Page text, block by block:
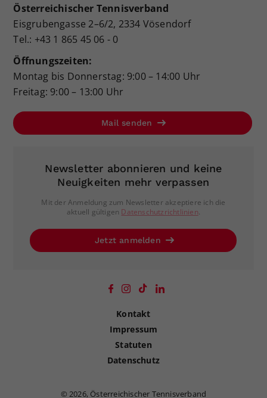
Österreichischer Tennisverband
Eisgrubengasse 2–6/2, 2334 Vösendorf
Tel.: +43 1 865 45 06 - 0
Öffnungszeiten:
Montag bis Donnerstag: 9:00 – 14:00 Uhr
Freitag: 9:00 – 13:00 Uhr
Mail senden
Newsletter abonnieren und keine
Neuigkeiten mehr verpassen
Mit der Anmeldung zum Newsletter akzeptiere ich die
aktuell gültigen Datenschutzrichtlinien.
Jetzt anmelden
Kontakt
Impressum
Statuten
Datenschutz
©2026, Österreichischer Tennisverband